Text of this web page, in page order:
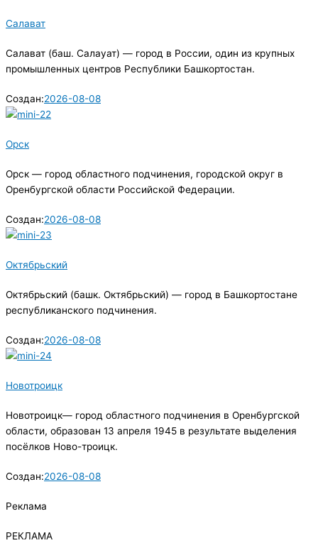
Салават
Салават (баш. Салауат) — город в России, один из крупных
промышленных центров Республики Башкортостан.
Создан:2026-08-08
Орск
Орск — город областного подчинения, городской округ в
Оренбургской области Российской Федерации.
Создан:2026-08-08
Октябрьский
Октябрьский (башк. Октябрьский) — город в Башкортостане
республиканского подчинения.
Создан:2026-08-08
Новотроицк
Новотроицк— город областного подчинения в Оренбургской
области, образован 13 апреля 1945 в результате выделения
посёлков Ново-троицк.
Создан:2026-08-08
Реклама
РЕКЛАМА